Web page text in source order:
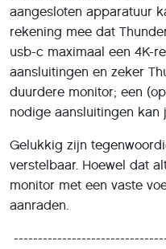
aangesloten apparatuur
rekening mee dat
usb-c maximaal een 4K-
aansluitingen en zeker
duurdere monitor; een
nodige aansluitingen kan
Gelukkig zijn
verstelbaar. Hoewel dat
monitor met een vaste
aanraden.